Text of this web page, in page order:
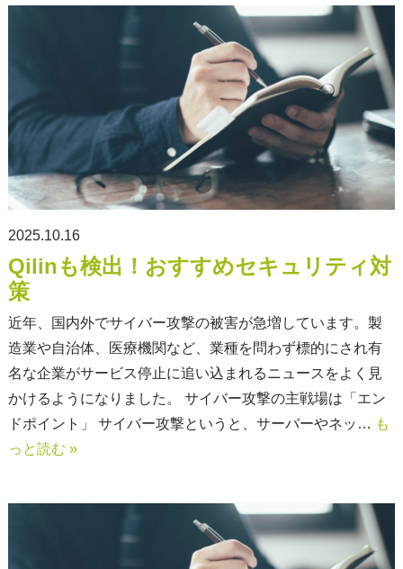
2025.10.16
Qilinも検出！おすすめセキュリティ対
策
近年、国内外でサイバー攻撃の被害が急増しています。製
造業や自治体、医療機関など、業種を問わず標的にされ有
名な企業がサービス停止に追い込まれるニュースをよく見
かけるようになりました。 サイバー攻撃の主戦場は「エン
ドポイント」 サイバー攻撃というと、サーバーやネッ… も
っと読む »